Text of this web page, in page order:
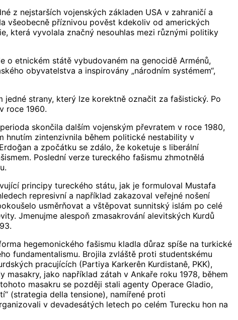
z nejstarších vojenských základen USA v zahraničí a
všeobecně příznivou pověst kdekoliv od amerických
která vyvolala značný nesouhlas mezi různými politiky
etnickém státě vybudovaném na genocidě Arménů,
obyvatelstva a inspirovány „národním systémem“,
strany, který lze korektně označit za fašistický. Po
roce 1960.
skončila dalším vojenským převratem v roce 1980,
hnutím zintenzivnila během politické nestability v
a zpočátku se zdálo, že koketuje s liberální
Poslední verze tureckého fašismu zhmotnělá
principy tureckého státu, jak je formuloval Mustafa
represivní a například zakazoval veřejné nošení
usměrňovat a vštěpovat sunnitský islám po celé
Jmenujme alespoň zmasakrování alevitských Kurdů
hegemonického fašismu kladla důraz spíše na turkické
fundamentalismu. Brojila zvláště proti studentskému
pracujících (Partiya Karkerên Kurdistanê, PKK),
jako například zátah v Ankaře roku 1978, během
masakru se později stali agenty Operace Gladio,
(strategia della tensione), namířené proti
v devadesátých letech po celém Turecku hon na